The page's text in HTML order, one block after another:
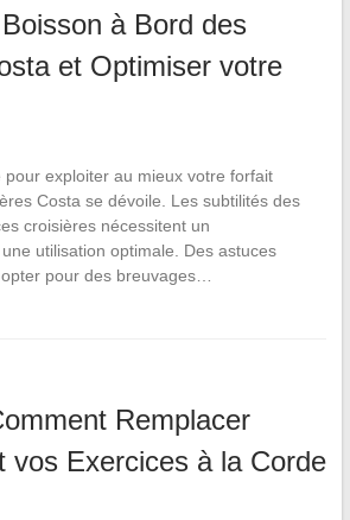
à Bord des
et Optimiser votre
exploiter au mieux votre forfait
Costa se dévoile. Les subtilités des
croisières nécessitent un
utilisation optimale. Des astuces
pour des breuvages…
Remplacer
vos Exercices à la Corde